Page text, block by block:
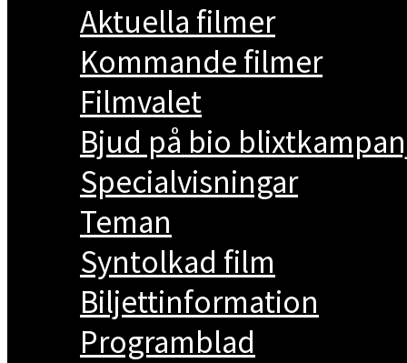
Aktuella filmer
Kommande filmer
Filmvalet
Bjud på bio
Specialvisningar
Teman
Syntolkad film
Biljettinformation
Programblad